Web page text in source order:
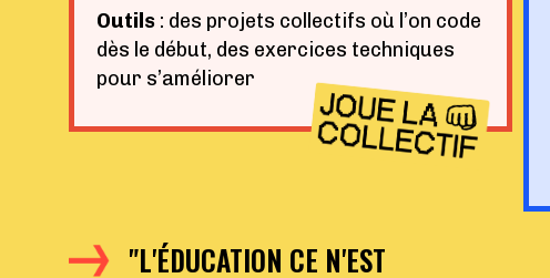
Outils : des projets collectifs où l’on code
dès le début, des exercices techniques
pour s’améliorer
"L'ÉDUCATION CE N'EST